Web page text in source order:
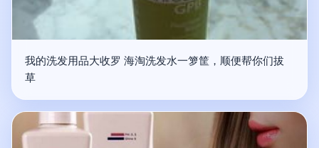
我的洗发用品大收罗 海淘洗发水一箩筐，顺便帮你们拔
草